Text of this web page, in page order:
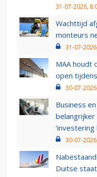
31-07-2026,
Wachttijd
monteurs
31-07-
MAA houdt
open
30-07-
Business
belangrijker
‘investering
30-07-
Duitse